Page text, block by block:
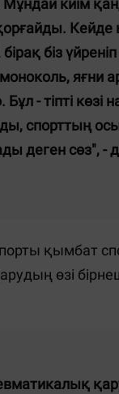
киім
біз үйреніп
яғни
Бұл - тіпті
спорттың
деген сөз", -
қымбат
өзі